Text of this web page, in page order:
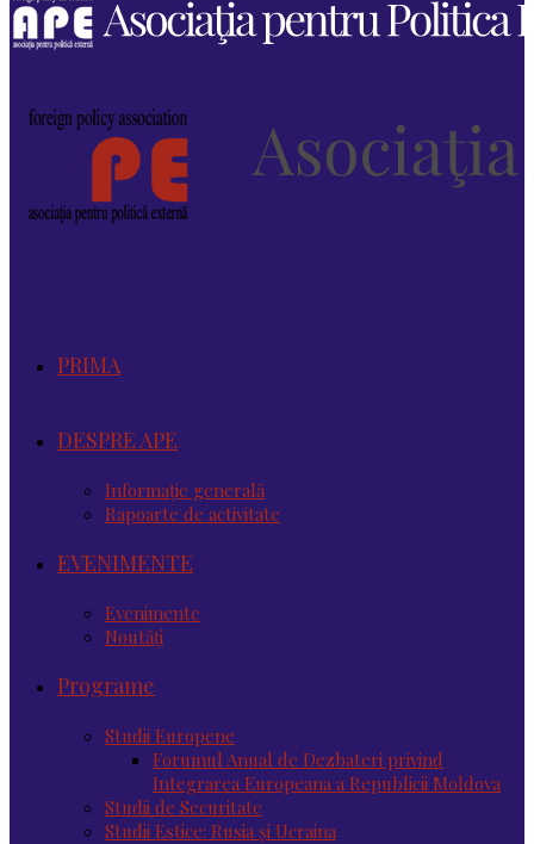
PRIMA
DESPRE APE
Informație generală
Rapoarte de activitate
EVENIMENTE
Evenimente
Noutăţi
Programe
Studii Europene
Forumul Anual de Dezbateri privind
Integrarea Europeana a Republicii Moldova
Studii de Securitate
Studii Estice: Rusia și Ucraina